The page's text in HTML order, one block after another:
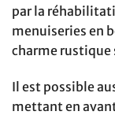
par la
menuiseries en
charme rustique
Il est possible
mettant en